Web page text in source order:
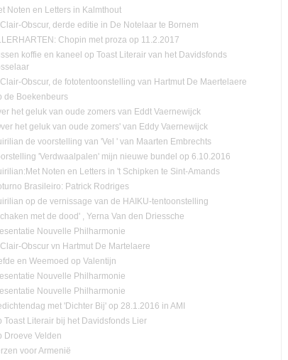
Noten en Letters in Kalmthout
Obscur, derde editie in De Notelaar te Bornem
Chopin met proza op 11.2.2017
koffie en kaneel op Toast Literair van het Davidsfonds
Obscur, de fototentoonstelling van Hartmut De Maertelaere
de Boekenbeurs
het geluk van oude zomers van Eddt Vaernewijck
het geluk van oude zomers' van Eddy Vaernewijck
de voorstelling van 'Vel ' van Maarten Embrechts
'Verdwaalpalen' mijn nieuwe bundel op 6.10.2016
Noten en Letters in 't Schipken te Sint-Amands
Brasileiro: Patrick Rodriges
op de vernissage van de HAIKU-tentoonstelling
met de dood' , Yerna Van den Driessche
Nouvelle Philharmonie
Obscur vn Hartmut De Martelaere
en Weemoed op Valentijn
Nouvelle Philharmonie
Nouvelle Philharmonie
met 'Dichter Bij' op 28.1.2016 in AMI
Toast Literair bij het Davidsfonds Lier
Droeve Velden
voor Armenië